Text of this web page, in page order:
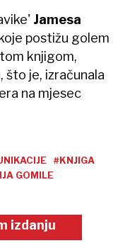
Jamesa
postižu golem
knjigom,
što je, izračunala
na mjesec
#KNJIGA
GOMILE
izdanju